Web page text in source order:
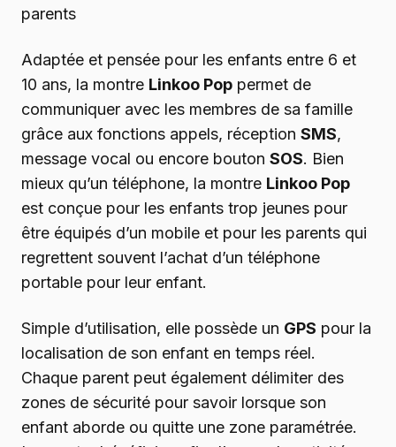
parents
Adaptée et pensée pour les enfants entre 6 et
10 ans, la montre Linkoo Pop permet de
communiquer avec les membres de sa famille
grâce aux fonctions appels, réception SMS,
message vocal ou encore bouton SOS. Bien
mieux qu’un téléphone, la montre Linkoo Pop
est conçue pour les enfants trop jeunes pour
être équipés d’un mobile et pour les parents qui
regrettent souvent l’achat d’un téléphone
portable pour leur enfant.
Simple d’utilisation, elle possède un GPS pour la
localisation de son enfant en temps réel.
Chaque parent peut également délimiter des
zones de sécurité pour savoir lorsque son
enfant aborde ou quitte une zone paramétrée.